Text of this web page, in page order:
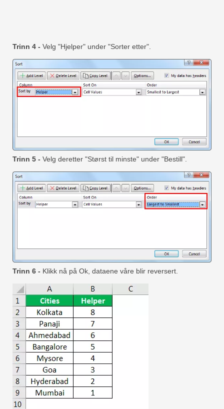
Trinn 4 - Velg "Hjelper" under "Sorter etter".
Trinn 5 - Velg deretter "Størst til minste" under "Bestill".
Trinn 6 - Klikk nå på Ok, dataene våre blir reversert.